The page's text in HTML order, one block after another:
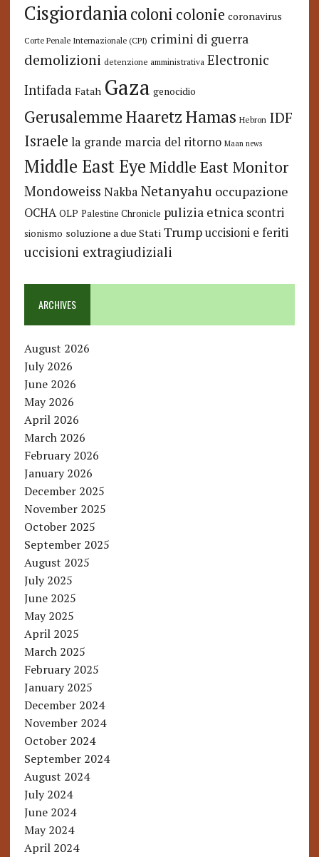
Cisgiordaniacoloni colonie coronavirus
Corte Penale Internazionale (CPI) crimini di guerra
demolizioni detenzione amministrativa Electronic
Intifada Fatah Gaza genocidio
GerusalemmeHaaretzHamas Hebron IDF
Israele la grande marcia del ritorno Maan news
Middle East Eye Middle East Monitor
Mondoweiss Nakba Netanyahu occupazione
OCHA OLP Palestine Chronicle pulizia etnica scontri
sionismo soluzione a due Stati Trump uccisioni e feriti
uccisioni extragiudiziali
ARCHIVES
August 2026
July 2026
June 2026
May 2026
April 2026
March 2026
February 2026
January 2026
December 2025
November 2025
October 2025
September 2025
August 2025
July 2025
June 2025
May 2025
April 2025
March 2025
February 2025
January 2025
December 2024
November 2024
October 2024
September 2024
August 2024
July 2024
June 2024
May 2024
April 2024